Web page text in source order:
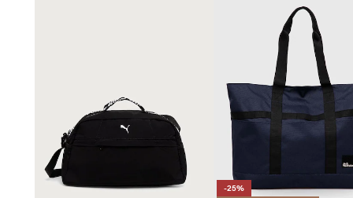
-25%